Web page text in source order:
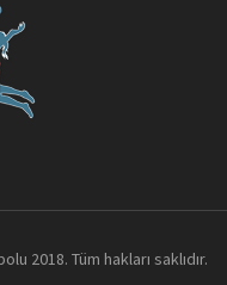
2018. Tüm hakları saklıdır.